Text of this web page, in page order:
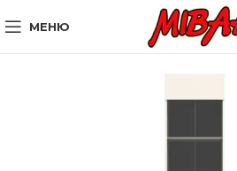
МЕНЮ